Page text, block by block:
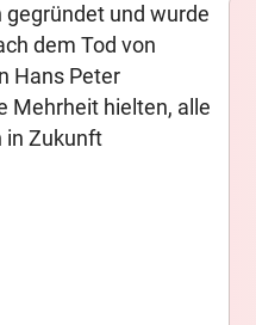
gegründet und wurde
dem Tod von
Hans Peter
Mehrheit hielten, alle
in Zukunft